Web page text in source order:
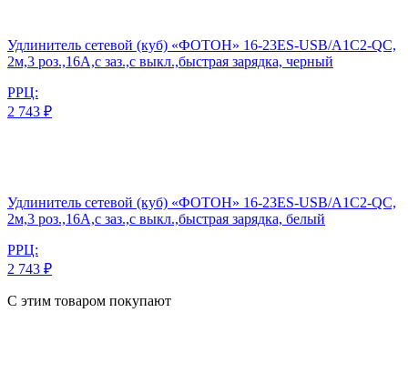
Удлинитель сетевой (куб) «ФОТОН» 16-23ES-USB/A1C2-QC,
2м,3 роз.,16А,с заз.,с выкл.,быстрая зарядка, черный
РРЦ:
2 743 ₽
Удлинитель сетевой (куб) «ФОТОН» 16-23ES-USB/A1C2-QC,
2м,3 роз.,16А,с заз.,с выкл.,быстрая зарядка, белый
РРЦ:
2 743 ₽
С этим товаром покупают